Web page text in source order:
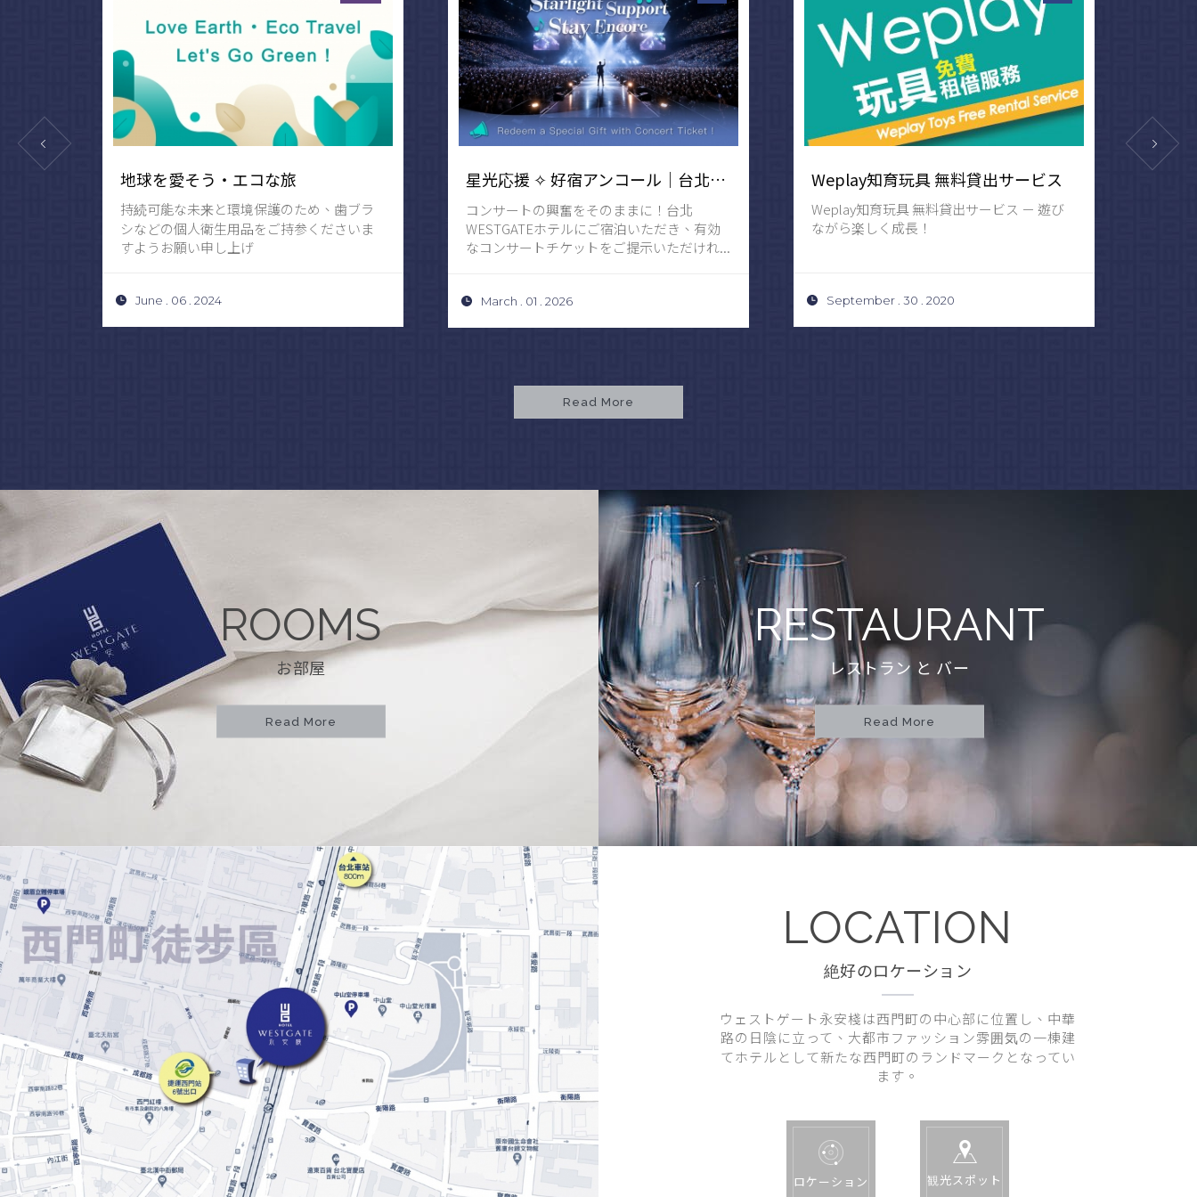
地球を愛そう・エコな旅
持続可能な未来と環境保護のため、歯ブラ
シなどの個人衛生用品をご持参くださいま
すようお願い申し上げ
June . 06 . 2024
星光応援 ✧ 好宿アンコール｜台北コンサートのチケット半券を提示して素敵なプレゼントと交換
コンサートの興奮をそのままに！台北
WESTGATEホテルにご宿泊いただき、有効
なコンサートチケットをご提示いただけれ...
March . 01 . 2026
Weplay知育玩具 無料貸出サービス
Weplay知育玩具 無料貸出サービス － 遊び
ながら楽しく成長！
September . 30 . 2020
Read More
ROOMS
お部屋
Read More
RESTAURANT
レストラン と バー
Read More
LOCATION
絶好のロケーション
ウェストゲート永安棧は西門町の中心部に位置し、中華
路の日陰に立って、大都市ファッション雰囲気の一棟建
てホテルとして新たな西門町のランドマークとなってい
ます。
ロケーション 観光スポット